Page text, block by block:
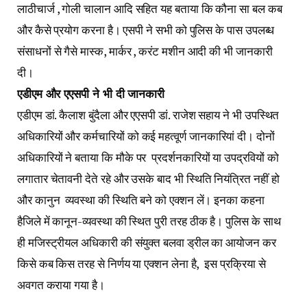
लाठीचार्ज , गोली चालान आदि सहित यह बताया कि कौना सा बल कब
और कैसे प्रयोग करना है। एसपी ने सभी को पुलिस के पास उपलब्ध
संसाधनों से गैसे मास्क, मार्कर , करंट मशीन आदी की भी जानकारी
दी।
एडीएम और एएसपी ने भी दी जानकारी
एडीएम डां. कैलाश बुंदैला और एएसपी डां. राजेश सहाय ने भी उपस्थित
अधिकारियों और कर्मचारियों को कई महत्वूर्ण जानकारियां दी। दोनों
अधिकारियों ने बताया कि मौके पर प्रदर्शनकारियों या उपद्रवियों को
लगातार चेतावनी देते रहे और उसके बाद भी स्थिति नियंत्रित नहीं हो
और कानुन व्यवस्था की स्थिति बने को एक्शन लें। इनका कहना
हैजिले में कानून-व्यवस्था की स्थित पुरी तरह ठीक है। पुलिस के साथ
ही मजिस्ट्रीयल अधिकारी की संयुक्त बलवा ड्रील का आयोजन कर
किसे कब किस तरह से निर्णय या एक्शन लेना है, इस प्रक्रिया से
अवगत कराया गया है।